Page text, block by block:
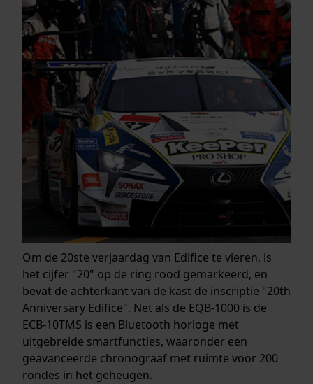
Om de 20ste verjaardag van Edifice te vieren, is
het cijfer "20" op de ring rood gemarkeerd, en
bevat de achterkant van de kast de inscriptie "20th
Anniversary Edifice". Net als de EQB-1000 is de
ECB-10TMS is een Bluetooth horloge met
uitgebreide smartfuncties, waaronder een
geavanceerde chronograaf met ruimte voor 200
rondes in het geheugen.